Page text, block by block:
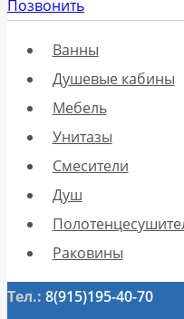
Позвонить
Ванны
Душевые кабины
Мебель
Унитазы
Смесители
Душ
Раковины
Тел.: 8(915)195-40-70